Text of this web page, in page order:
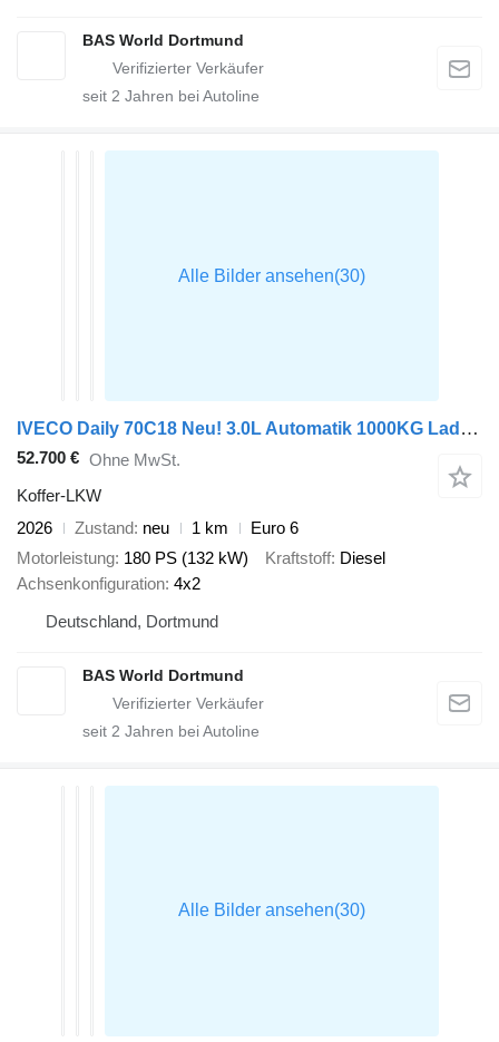
BAS World Dortmund
seit 2 Jahren bei Autoline
IVECO Daily 70C18 Neu! 3.0L Automatik 1000KG Ladebordwand Koffer 180PS
52.700 € Ohne MwSt.
Koffer-LKW
2026
Zustand neu 1 km
Euro 6
Motorleistung 180 PS (132 kW) Kraftstoff Diesel
Achsenkonfiguration 4x2
Deutschland, Dortmund
BAS World Dortmund
seit 2 Jahren bei Autoline